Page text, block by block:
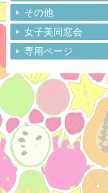
その他
女子美同窓会
専用ページ